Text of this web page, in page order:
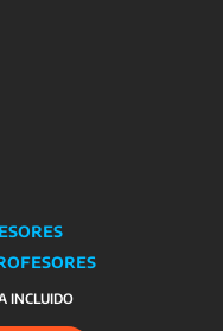
INCLUIDO